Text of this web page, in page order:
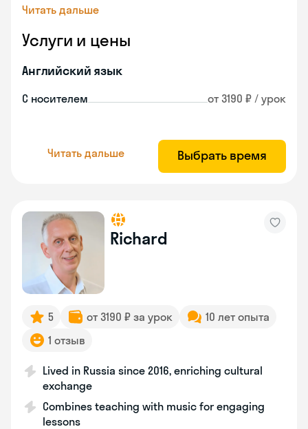
Читать дальше
Услуги и цены
Английский язык
С носителем от 3190 ₽ / урок
Читать дальше Выбрать время
Richard
5 от 3190 ₽ за урок
10 лет опыта
1 отзыв
Lived in Russia since 2016, enriching cultural
exchange
Combines teaching with music for engaging
lessons